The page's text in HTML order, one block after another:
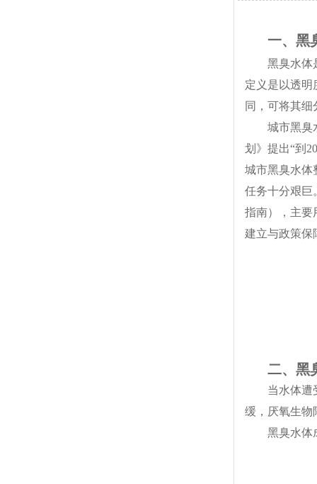
一、黑
黑臭水体
定义是以透明
同，可将其细
城市黑臭
划》提出“到
城市黑臭水体
任务十分艰巨
指南），主要
建立与政策保
二、黑
当水体遭
缓，厌氧生物
黑臭水体